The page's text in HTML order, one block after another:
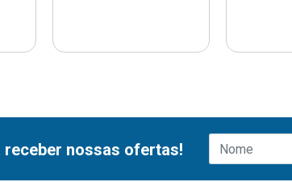
receber nossas ofertas!